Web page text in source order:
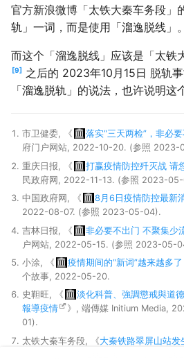
官方新浪微博「太铁大秦车务段」
轨」一词，而是使用「溜逸脱线」。
而这个「溜逸脱线」应该是「太铁
9
之后的 2023年10月15日 脱轨
「溜逸脱轨」的说法，也许说明这
市卫健委, 《 落实“三天两检”，非必要
府门户网站, 2022-10-20. (参照 2023-
重庆日报, 《
打赢疫情防控歼灭战 请
民政府网, 2022-11-13. (参照 2023-
中国政府网, 《
8月6日疫情防控最新
2022-08-07. (参照 2023-05-04).
吉林日报, 《
非必要不出门 不聚集少
户网站, 2022-05-15. (参照 2023-05-
小涂, 《
疫情期间的“新词”越来越多了
个故事, 2022-05-20.
史靼旺, 《
淡化科普、強調懲戒與道
報導疫情
》, 端傳媒 Initium Media,
01).
太铁大秦车务段, 《大秦铁路翠屏山站